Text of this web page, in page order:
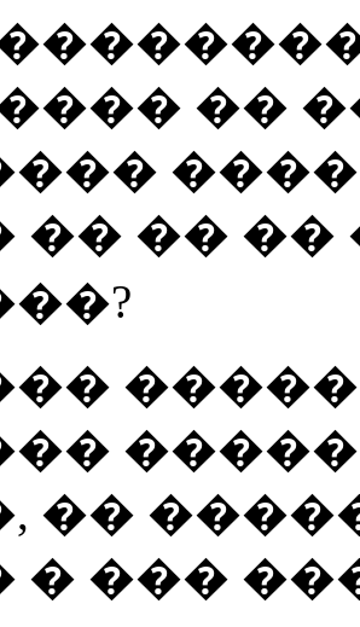
��
�� �� ��
��
� ���